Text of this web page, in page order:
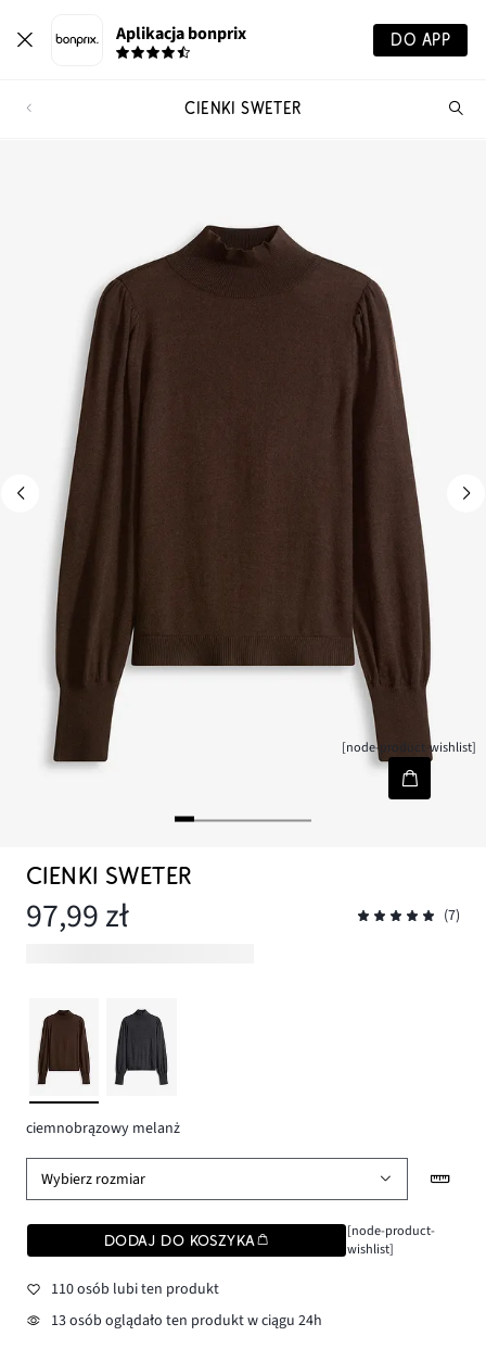
Aplikacja bonprix DO APP
CIENKI SWETER
[node-product-wishlist]
CIENKI SWETER
97,99 zł (7)
ciemnobrązowy melanż
Wybierz rozmiar
DODAJ DO KOSZYKA
[node-product-
wishlist]
110 osób lubi ten produkt
13 osób oglądało ten produkt w ciągu 24h